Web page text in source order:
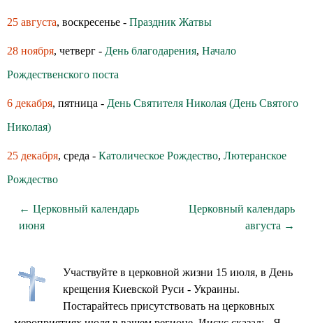
25 августа, воскресенье - Праздник Жатвы
28 ноября, четверг - День благодарения, Начало
Рождественского поста
6 декабря, пятница - День Святителя Николая (День Святого
Николая)
25 декабря, среда - Католическое Рождество, Лютеранское
Рождество
← Церковный календарь
июня
Церковный календарь
августа →
Участвуйте в церковной жизни 15 июля, в День
крещения Киевской Руси - Украины.
Постарайтесь присутствовать на церковных